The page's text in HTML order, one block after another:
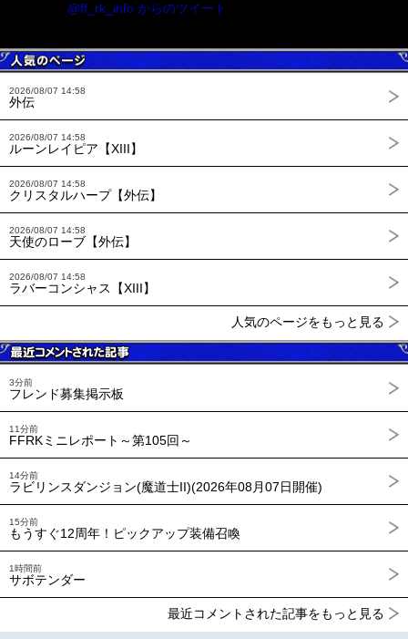
@ff_rk_info からのツイート
2026/08/07 14:58
外伝
2026/08/07 14:58
ルーンレイピア【XIII】
2026/08/07 14:58
クリスタルハープ【外伝】
2026/08/07 14:58
天使のローブ【外伝】
2026/08/07 14:58
ラバーコンシャス【XIII】
人気のページをもっと見る
3分前
フレンド募集掲示板
11分前
FFRKミニレポート～第105回～
14分前
ラビリンスダンジョン(魔道士II)(2026年08月07日開催)
15分前
もうすぐ12周年！ピックアップ装備召喚
1時間前
サボテンダー
最近コメントされた記事をもっと見る